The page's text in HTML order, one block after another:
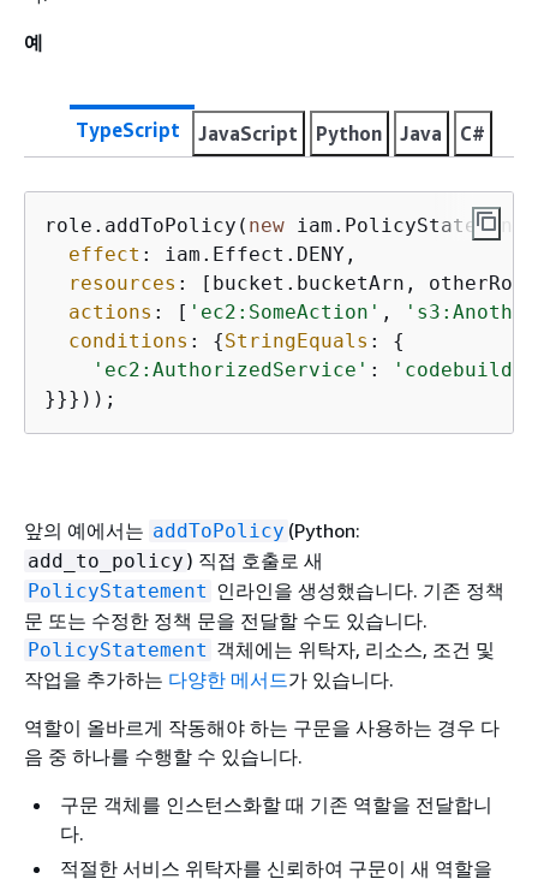
예
TypeScript JavaScript Python Java C#
role.addToPolicy( new iam.PolicyStatement(
effect : iam.Effect.DENY,
resources : [bucket.bucketArn,
actions : [ 'ec2:SomeAction' ,
conditions : {StringEquals : {
'ec2:AuthorizedService' :
}}}));
앞의 예에서는 addToPolicy (Python:
add_to_policy ) 직접 호출로 새
PolicyStatement 인라인을 생성했습니다. 기존 정책
문 또는 수정한 정책 문을 전달할 수도 있습니다.
PolicyStatement 객체에는 위탁자, 리소스, 조건 및
작업을 추가하는 다양한 메서드가 있습니다.
역할이 올바르게 작동해야 하는 구문을 사용하는 경우 다
음 중 하나를 수행할 수 있습니다.
구문 객체를 인스턴스화할 때 기존 역할을 전달합니
다.
적절한 서비스 위탁자를 신뢰하여 구문이 새 역할을